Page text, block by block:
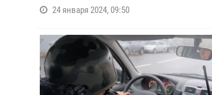
24 января 2024, 09:50